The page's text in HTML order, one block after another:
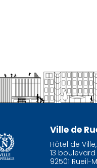
Ville de
Hôtel de Ville,
13 boulevard
92501